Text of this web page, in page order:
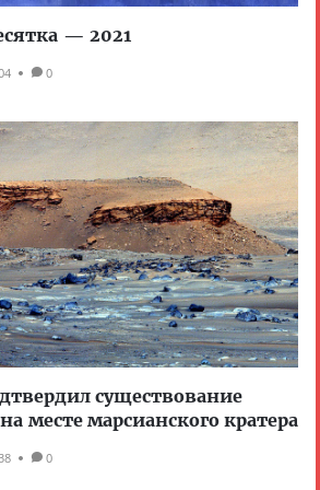
— 2021
0
существование
месте марсианского кратера
0